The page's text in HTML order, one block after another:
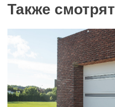
Также смотрят